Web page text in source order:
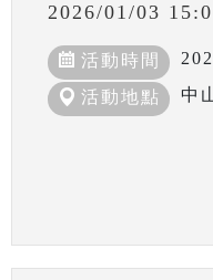
2026/01/03
活動時間
活動地點 中